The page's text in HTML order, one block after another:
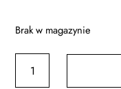
Brak w magazynie